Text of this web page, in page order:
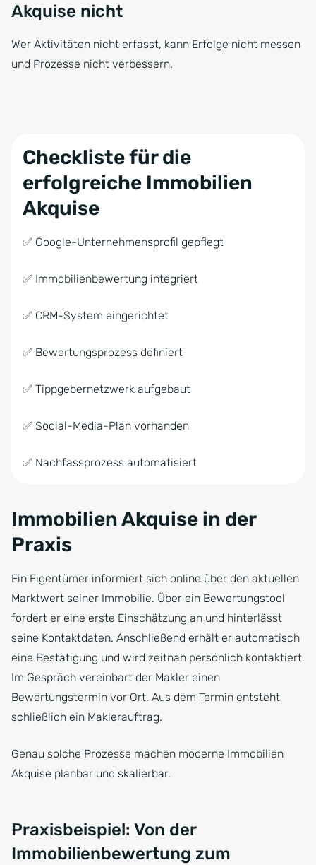
Akquise nicht
Wer Aktivitäten nicht erfasst, kann Erfolge nicht messen
und Prozesse nicht verbessern.
Checkliste für die
erfolgreiche Immobilien
Akquise
✅ Google-Unternehmensprofil gepflegt
✅ Immobilienbewertung integriert
✅ CRM-System eingerichtet
✅ Bewertungsprozess definiert
✅ Tippgebernetzwerk aufgebaut
✅ Social-Media-Plan vorhanden
✅ Nachfassprozess automatisiert
Immobilien Akquise in der
Praxis
Ein Eigentümer informiert sich online über den aktuellen
Marktwert seiner Immobilie. Über ein Bewertungstool
fordert er eine erste Einschätzung an und hinterlässt
seine Kontaktdaten. Anschließend erhält er automatisch
eine Bestätigung und wird zeitnah persönlich kontaktiert.
Im Gespräch vereinbart der Makler einen
Bewertungstermin vor Ort. Aus dem Termin entsteht
schließlich ein Maklerauftrag.
Genau solche Prozesse machen moderne Immobilien
Akquise planbar und skalierbar.
Praxisbeispiel: Von der
Immobilienbewertung zum